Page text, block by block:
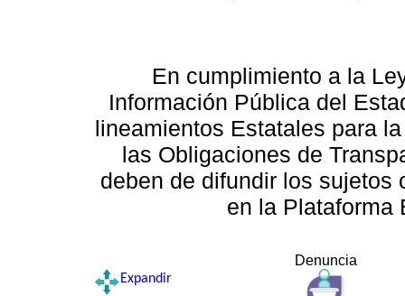
En cumplimiento a la
Información Pública del
lineamientos Estatales para
las Obligaciones de
deben de difundir los sujetos
en la Plataforma
Denuncia
Expandir